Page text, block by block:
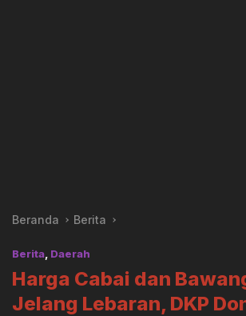
Beranda Berita
Berita Daerah
Harga Cabai dan
Jelang Lebaran, DKP